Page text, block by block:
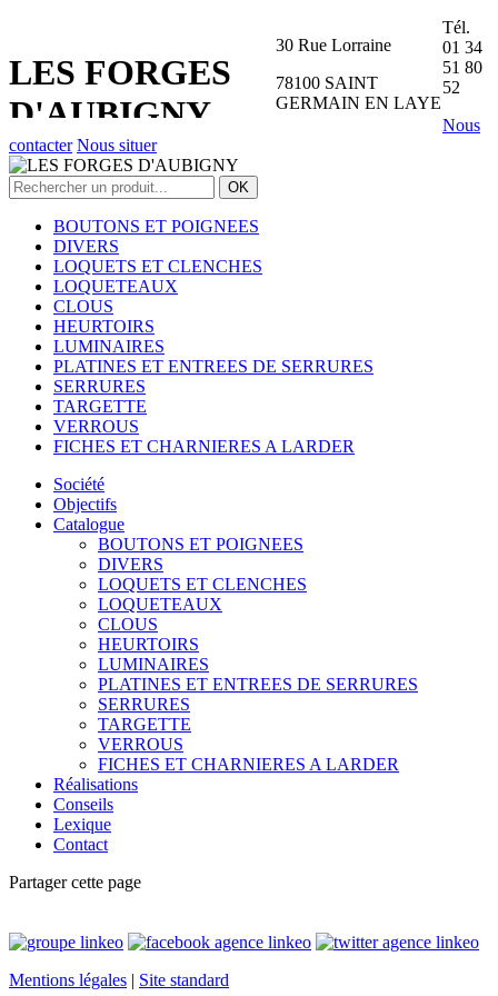
LES FORGES
D'AUBIGNY
30 Rue Lorraine
78100 SAINT
GERMAIN EN LAYE
Tél.
01 34
51 80
52
Nous
contacter Nous situer
BOUTONS ET POIGNEES
DIVERS
LOQUETS ET CLENCHES
LOQUETEAUX
CLOUS
HEURTOIRS
LUMINAIRES
PLATINES ET ENTREES DE SERRURES
SERRURES
TARGETTE
VERROUS
FICHES ET CHARNIERES A LARDER
Société
Objectifs
Catalogue
BOUTONS ET POIGNEES
DIVERS
LOQUETS ET CLENCHES
LOQUETEAUX
CLOUS
HEURTOIRS
LUMINAIRES
PLATINES ET ENTREES DE SERRURES
SERRURES
TARGETTE
VERROUS
FICHES ET CHARNIERES A LARDER
Réalisations
Conseils
Lexique
Contact
Partager cette page
Mentions légales | Site standard